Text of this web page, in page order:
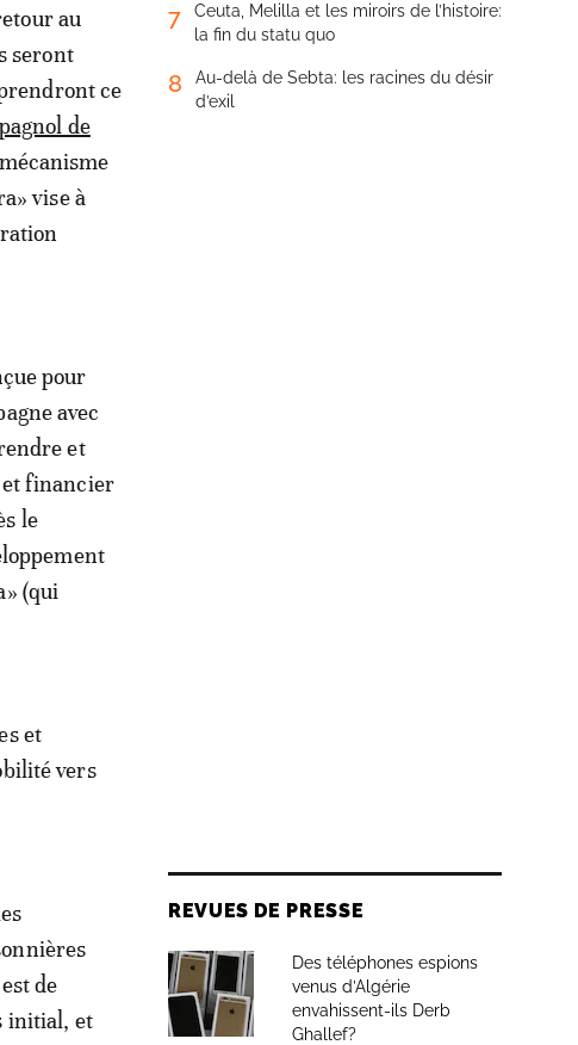
au
seront
ce
de
vise à
pour
avec
et
et financier
le
(qui
et
vers
de
initial, et
7
Ceuta, Melilla et les miroirs de l’histoire:
la fin du statu quo
8
Au-delà de Sebta: les racines du désir
d’exil
REVUES DE PRESSE
Des téléphones espions
venus d’Algérie
envahissent-ils Derb
Ghallef?